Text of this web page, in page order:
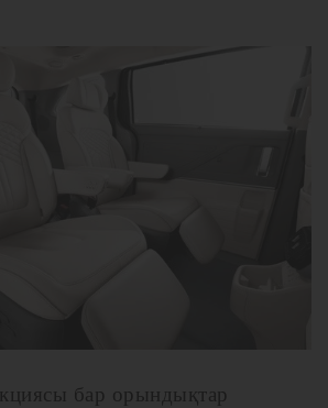
бар орындықтар